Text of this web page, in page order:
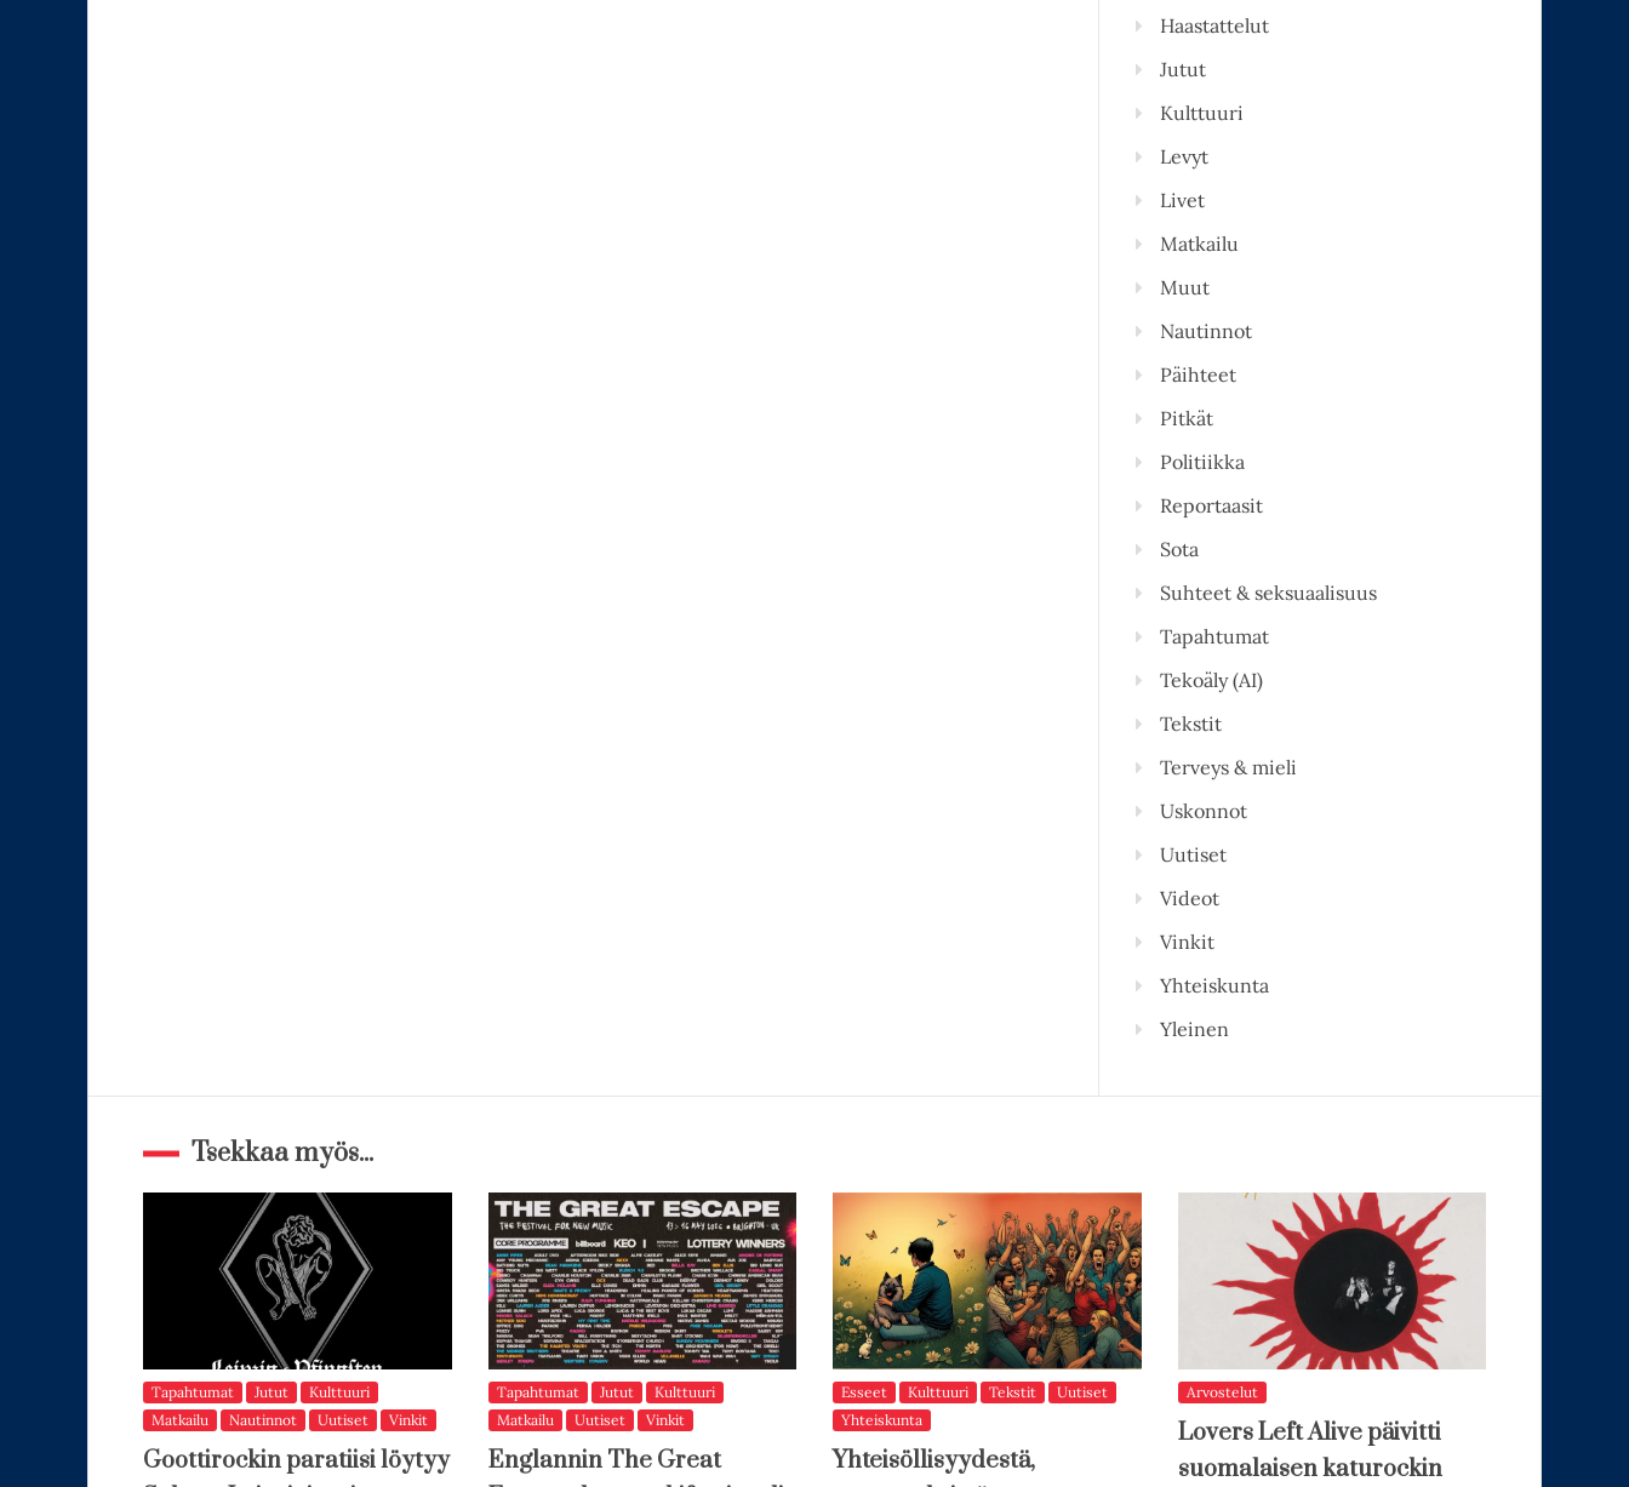
Haastattelut
Jutut
Kulttuuri
Levyt
Livet
Matkailu
Muut
Nautinnot
Päihteet
Pitkät
Politiikka
Reportaasit
Sota
Suhteet & seksuaalisuus
Tapahtumat
Tekoäly (AI)
Tekstit
Terveys & mieli
Uskonnot
Uutiset
Videot
Vinkit
Yhteiskunta
Yleinen
Tsekkaa myös...
Tapahtumat Jutut
Kulttuuri
Matkailu
Nautinnot Uutiset Vinkit
Goottirockin paratiisi löytyy
Tapahtumat Jutut
Kulttuuri
Matkailu
Uutiset Vinkit
Englannin The Great
Esseet Kulttuuri Tekstit
Uutiset
Yhteiskunta
Yhteisöllisyydestä,
Arvostelut
Lovers Left Alive päivitti
suomalaisen katurockin